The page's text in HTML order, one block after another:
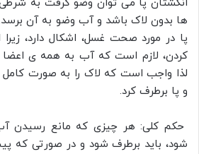
انگشتان پا می توان وضو گرفت به
ها بدون لاک باشد و آب وضو به آن
پا در مورد صحت غسل، اشکال دارد،
کردن، لازم است که آب به همه ی اعضا
لذا واجب است که لاک را به صورت
و پا برطرف کرد.
حکم کلی: هر چیزی که مانع رسیدن
شود، باید برطرف شود و در صورتی که